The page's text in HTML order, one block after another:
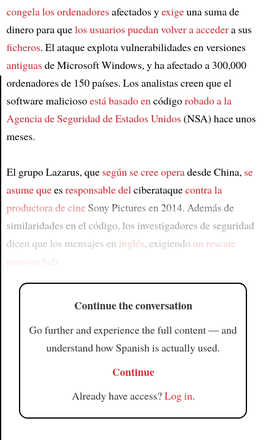
congelalos ordenadoresafectados yexigeuna suma de
dinero para quelos usuariospuedan volver a accedera sus
ficheros. El ataque explota vulnerabilidades en versiones
antiguasde Microsoft Windows, y ha afectado a 300,000
ordenadores de 150 países. Los analistas creen que el
software maliciosoestá basado encódigorobado ala
Agencia de Seguridad de Estados Unidos(NSA) hace unos
meses.
El grupo Lazarus, que según se creeoperadesde China, se
asume queesresponsable delciberataquecontrala
productora de cineSony Pictures en 2014. Además de
similaridades en el código, los investigadores de seguridad
dicen que los mensajes en inglés, exigiendo un rescate
parecen hab
Continue the conversation
Go further and experience the full content — and
understand how Spanish is actually used.
Continue
Already have access?Log in.